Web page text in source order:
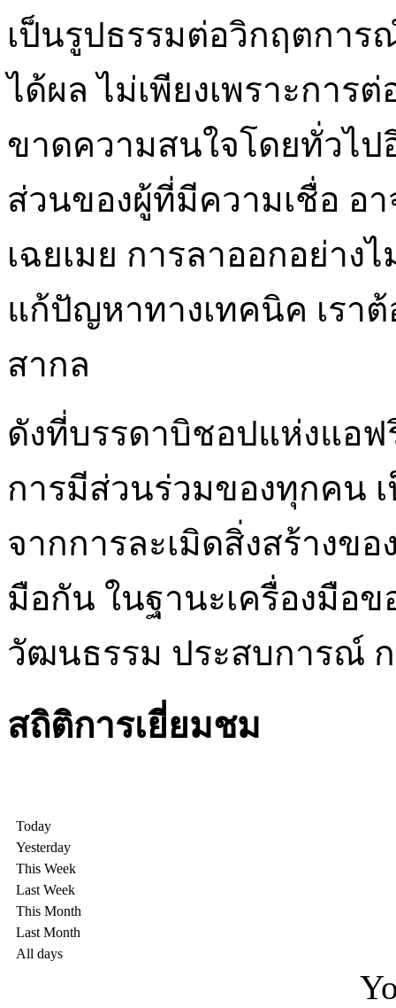
เป็นรูปธรรมต่อวิกฤตกา
ได้ผล ไม่เพียงเพราะการ
ขาดความสนใจโดยทั่วไ
ส่วนของผู้ที่มีความเชื่อ อ
เฉยเมย การลาออกอย่าง
แก้ปัญหาทางเทคนิค เรา
สากล
ดังที่บรรดาบิชอปแห่งแอฟ
การมีส่วนร่วมของทุกคน
จากการละเมิดสิ่งสร้างข
มือกัน ในฐานะเครื่องมือ
วัฒนธรรม ประสบการณ์ ก
สถิติการเยี่ยมชม
Today
Yesterday
This Week
Last Week
This Month
Last Month
All days